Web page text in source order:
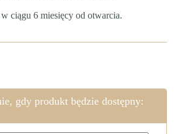
ciągu 6 miesięcy od otwarcia.
gdy produkt będzie dostępny: